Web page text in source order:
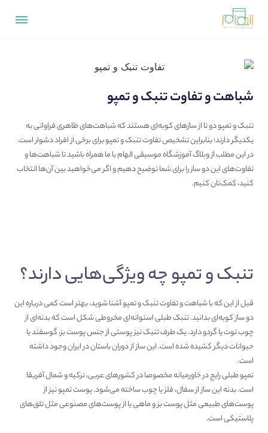
شباهت و تفاوت تنبک و تمپو
تنبک و تمپو دو تا از سازهای کوبه‌ای هستند که شباهت‌های ظاهری فراوانی به
یکدیگر دارند؛ بنابراین تشخیص تفاوت تنبک و تمپو برای برخی از افراد دشوار است.
در این مطلب ازوبلاگ آموزشگاه موسیقی الهامبا ما همراه باشید تا شباهت‌ها و
تفاوت‌های این دو ساز را برای شما توضیح دهیم و اگر می‌خواهید بین آن‌ها انتخاب
کنید، کمک‌تان ‌کنیم.
تنبک و تمپو چه ویژگی‌هایی دارند؟
قبل از این که با شباهت و تفاوت تنبک و تمپو آشنا شوید، بهتر است کمی درباره این
دو ساز کوبه‌ای بدانید. تنبک طبلی استوانه‌ای مخروطی شکل است که بدنه‌ای از
چوب توت یا گردو دارد. یک طرف تنبک نیز پوستی از جنس پوست بز، گوسفند یا
حیوانات دیگر کشیده شده است. این ساز از دوران باستان در ایران وجود داشته
است.
تمپو طبلی رایج در خاورمیانه مخصوصا در کشورهای عربی، ترکیه و شمال آفریقا
است. بدنه‌ این ساز از سفال، فلز یا چوب ساخته می‌شود. پوست تمپو نیز از
پوست‌های طبیعی مثل پوست بز و ماهی یا از پوست‌های مصنوعی مثل تلق‌های
پلاستیکی است.